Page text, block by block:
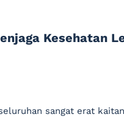
Kesehatan
sangat erat